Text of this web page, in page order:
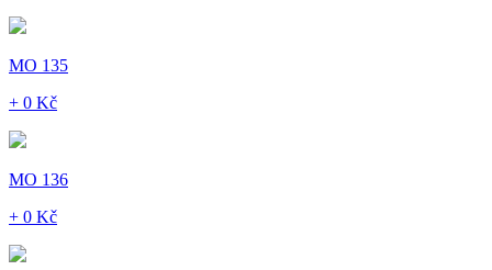
MO 135
+ 0 Kč
MO 136
+ 0 Kč